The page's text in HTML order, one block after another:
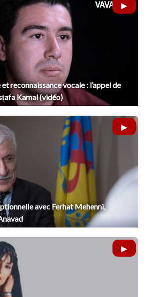
reconnaissance vocale : l’appel de
Kamal (vidéo)
avec Ferhat Mehenni,